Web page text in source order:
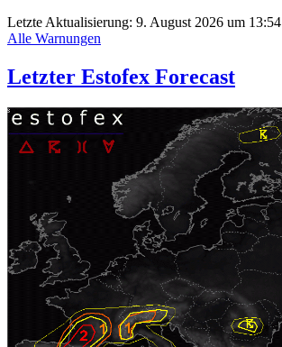
Letzte Aktualisierung: 9. August 2026 um 13:54
Alle Warnungen
Letzter Estofex Forecast